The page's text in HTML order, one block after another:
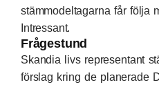
stämmodeltagarna får följa
Intressant.
Frågestund
Skandia livs representant
förslag kring de planerade